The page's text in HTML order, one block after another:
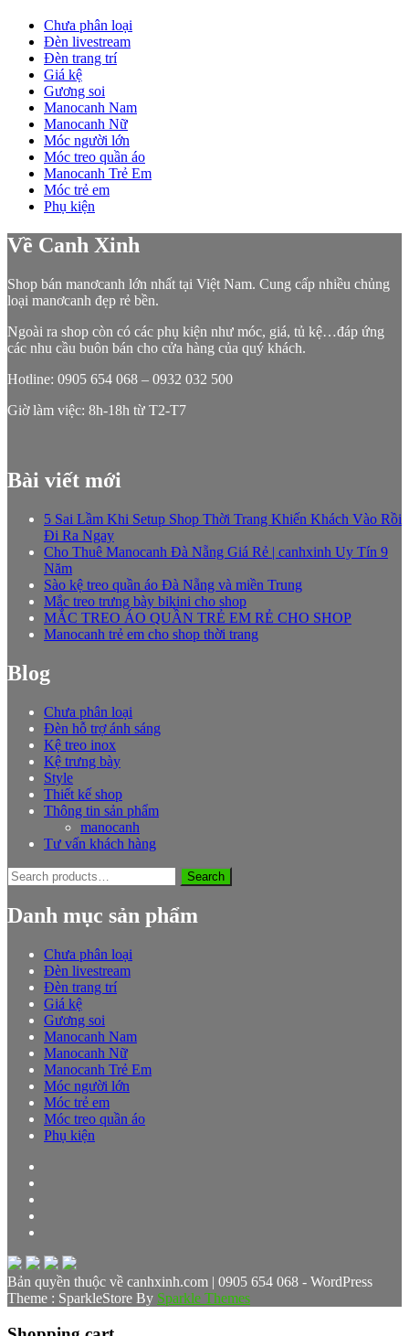
Chưa phân loại
Đèn livestream
Đèn trang trí
Giá kệ
Gương soi
Manocanh Nam
Manocanh Nữ
Móc người lớn
Móc treo quần áo
Manocanh Trẻ Em
Móc trẻ em
Phụ kiện
Về Canh Xinh
Shop bán manơcanh lớn nhất tại Việt Nam. Cung cấp nhiều chủng
loại manơcanh đẹp rẻ bền.
Ngoài ra shop còn có các phụ kiện như móc, giá, tủ kệ…đáp ứng
các nhu cầu buôn bán cho cửa hàng của quý khách.
Hotline: 0905 654 068 – 0932 032 500
Giờ làm việc: 8h-18h từ T2-T7
Bài viết mới
5 Sai Lầm Khi Setup Shop Thời Trang Khiến Khách Vào Rồi
Đi Ra Ngay
Cho Thuê Manocanh Đà Nẵng Giá Rẻ | canhxinh Uy Tín 9
Năm
Sào kệ treo quần áo Đà Nẵng và miền Trung
Mắc treo trưng bày bikini cho shop
MẮC TREO ÁO QUẦN TRẺ EM RẺ CHO SHOP
Manocanh trẻ em cho shop thời trang
Blog
Chưa phân loại
Đèn hỗ trợ ánh sáng
Kệ treo inox
Kệ trưng bày
Style
Thiết kế shop
Thông tin sản phẩm
manocanh
Tư vấn khách hàng
Search
for:
Search
Danh mục sản phẩm
Chưa phân loại
Đèn livestream
Đèn trang trí
Giá kệ
Gương soi
Manocanh Nam
Manocanh Nữ
Manocanh Trẻ Em
Móc người lớn
Móc trẻ em
Móc treo quần áo
Phụ kiện
Bản quyền thuộc về canhxinh.com | 0905 654 068 - WordPress
Theme : SparkleStore By Sparkle Themes